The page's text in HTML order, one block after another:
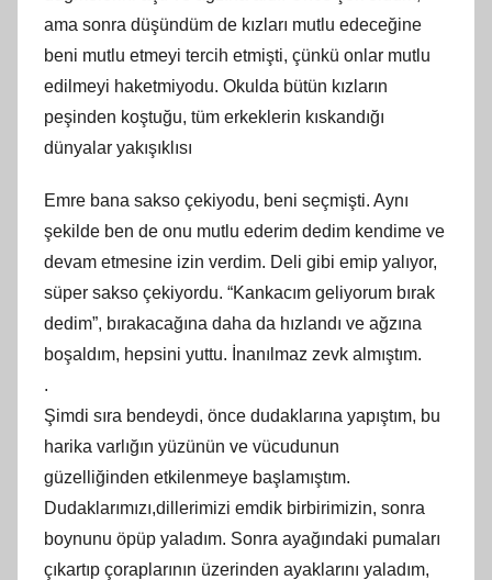
ama sonra düşündüm de kızları mutlu edeceğine
beni mutlu etmeyi tercih etmişti, çünkü onlar mutlu
edilmeyi haketmiyodu. Okulda bütün kızların
peşinden koştuğu, tüm erkeklerin kıskandığı
dünyalar yakışıklısı
Emre bana sakso çekiyodu, beni seçmişti. Aynı
şekilde ben de onu mutlu ederim dedim kendime ve
devam etmesine izin verdim. Deli gibi emip yalıyor,
süper sakso çekiyordu. “Kankacım geliyorum bırak
dedim”, bırakacağına daha da hızlandı ve ağzına
boşaldım, hepsini yuttu. İnanılmaz zevk almıştım.
.
Şimdi sıra bendeydi, önce dudaklarına yapıştım, bu
harika varlığın yüzünün ve vücudunun
güzelliğinden etkilenmeye başlamıştım.
Dudaklarımızı,dillerimizi emdik birbirimizin, sonra
boynunu öpüp yaladım. Sonra ayağındaki pumaları
çıkartıp çoraplarının üzerinden ayaklarını yaladım,